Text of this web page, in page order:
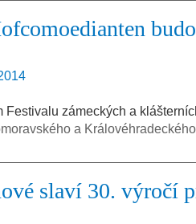
Festivalu zámeckých a
a
slaví 30. výročí